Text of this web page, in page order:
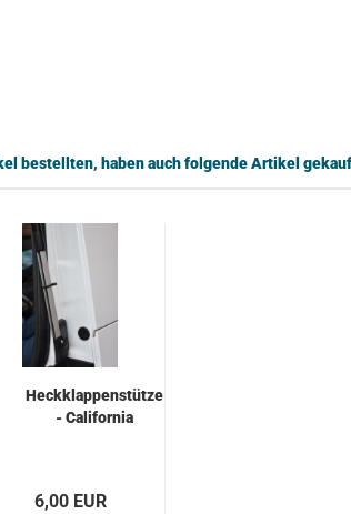
bestellten, haben auch folgende Artikel
Heckklappenstütze
- California
6,00 EUR